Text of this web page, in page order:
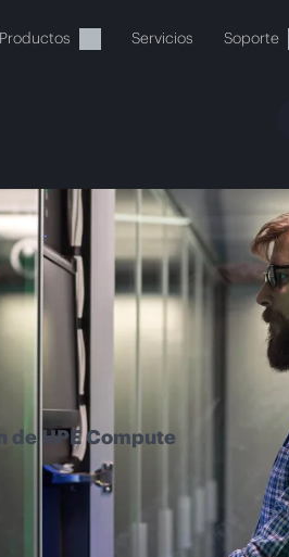
Productos Servicios Soporte
está vacía
y realizar el
de HPE Compute